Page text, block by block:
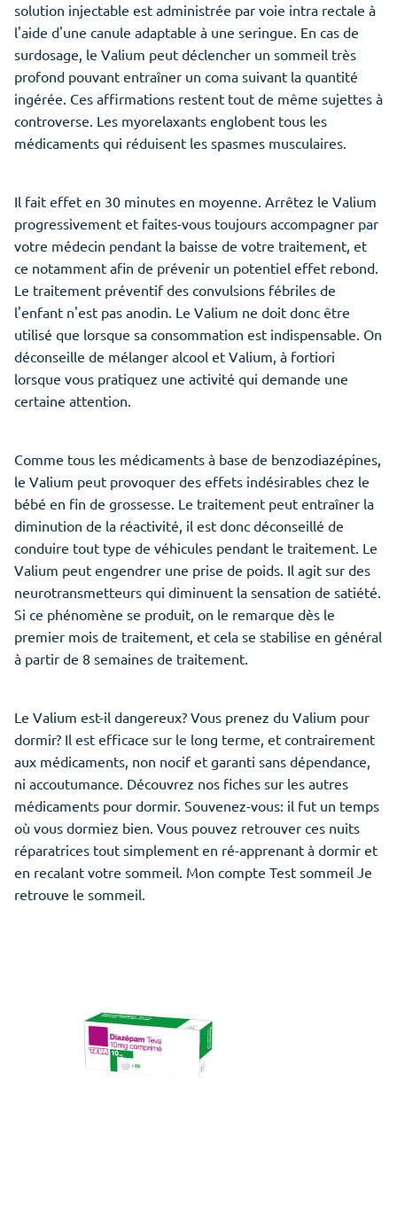
solution injectable est administrée par voie intra rectale à
l'aide d'une canule adaptable à une seringue. En cas de
surdosage, le Valium peut déclencher un sommeil très
profond pouvant entraîner un coma suivant la quantité
ingérée. Ces affirmations restent tout de même sujettes à
controverse. Les myorelaxants englobent tous les
médicaments qui réduisent les spasmes musculaires.
Il fait effet en 30 minutes en moyenne. Arrêtez le Valium
progressivement et faites-vous toujours accompagner par
votre médecin pendant la baisse de votre traitement, et
ce notamment afin de prévenir un potentiel effet rebond.
Le traitement préventif des convulsions fébriles de
l'enfant n'est pas anodin. Le Valium ne doit donc être
utilisé que lorsque sa consommation est indispensable. On
déconseille de mélanger alcool et Valium, à fortiori
lorsque vous pratiquez une activité qui demande une
certaine attention.
Comme tous les médicaments à base de benzodiazépines,
le Valium peut provoquer des effets indésirables chez le
bébé en fin de grossesse. Le traitement peut entraîner la
diminution de la réactivité, il est donc déconseillé de
conduire tout type de véhicules pendant le traitement. Le
Valium peut engendrer une prise de poids. Il agit sur des
neurotransmetteurs qui diminuent la sensation de satiété.
Si ce phénomène se produit, on le remarque dès le
premier mois de traitement, et cela se stabilise en général
à partir de 8 semaines de traitement.
Le Valium est-il dangereux? Vous prenez du Valium pour
dormir? Il est efficace sur le long terme, et contrairement
aux médicaments, non nocif et garanti sans dépendance,
ni accoutumance. Découvrez nos fiches sur les autres
médicaments pour dormir. Souvenez-vous: il fut un temps
où vous dormiez bien. Vous pouvez retrouver ces nuits
réparatrices tout simplement en ré-apprenant à dormir et
en recalant votre sommeil. Mon compte Test sommeil Je
retrouve le sommeil.